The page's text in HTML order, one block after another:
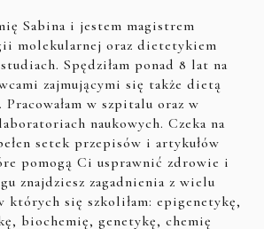
Sabina i jestem magistrem
molekularnej oraz dietetykiem
Spędziłam ponad 8 lat na
zajmującymi się także dietą
Pracowałam w szpitalu oraz w
naukowych. Czeka na
setek przepisów i artykułów
pomogą Ci usprawnić zdrowie i
znajdziesz zagadnienia z wielu
których się szkoliłam: epigenetykę,
biochemię, genetykę, chemię